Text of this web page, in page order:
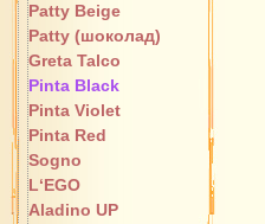
Patty Beige
Patty (шоколад)
Greta Talco
Pinta Black
Pinta Violet
Pinta Red
Sogno
L‘EGO
Aladino UP